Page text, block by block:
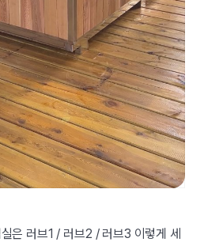
은 러브1 / 러브2 / 러브3 이렇게 세